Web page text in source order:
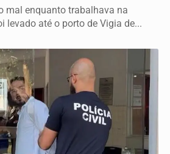
mal enquanto trabalhava na
levado até o porto de Vigia de...